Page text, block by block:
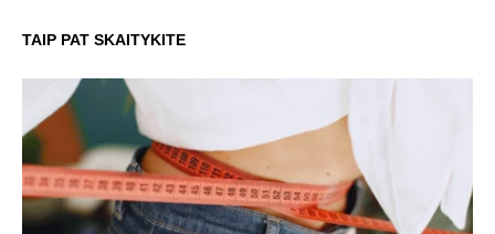
TAIP PAT SKAITYKITE